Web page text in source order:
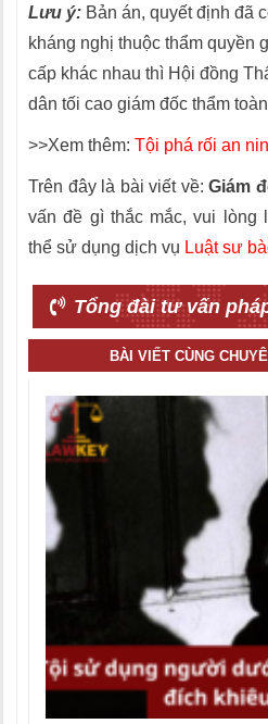
Lưu ý: Bản án, quyết định đã
kháng nghị thuộc thẩm quyền
cấp khác nhau thì Hội đồng
dân tối cao giám đốc thẩm
>>Xem thêm: Tội phá rối an
Trên đây là bài viết về: Giám
vấn đề gì thắc mắc, vui lòng
thể sử dụng dịch vụ Luật sư
Tổng đài tư vấn
BÀI VIẾT CÙNG